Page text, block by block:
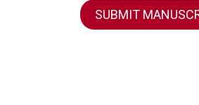
SUBMIT